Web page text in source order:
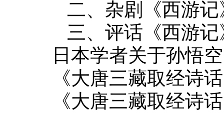
二、杂剧《西游
三、评话《西游
日本学者关于孙悟
《大唐三藏取经诗
《大唐三藏取经诗